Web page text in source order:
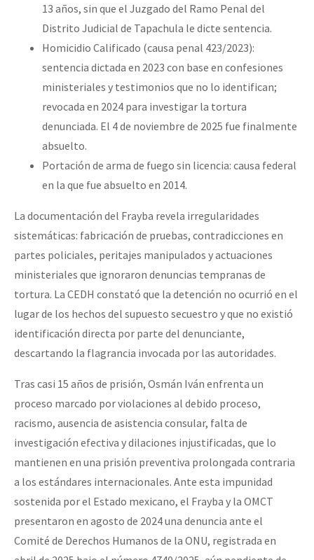
13 años, sin que el Juzgado del Ramo Penal del
Distrito Judicial de Tapachula le dicte sentencia.
Homicidio Calificado (causa penal 423/2023):
sentencia dictada en 2023 con base en confesiones
ministeriales y testimonios que no lo identifican;
revocada en 2024 para investigar la tortura
denunciada. El 4 de noviembre de 2025 fue finalmente
absuelto.
Portación de arma de fuego sin licencia: causa federal
en la que fue absuelto en 2014.
La documentación del Frayba revela irregularidades
sistemáticas: fabricación de pruebas, contradicciones en
partes policiales, peritajes manipulados y actuaciones
ministeriales que ignoraron denuncias tempranas de
tortura. La CEDH constató que la detención no ocurrió en el
lugar de los hechos del supuesto secuestro y que no existió
identificación directa por parte del denunciante,
descartando la flagrancia invocada por las autoridades.
Tras casi 15 años de prisión, Osmán Iván enfrenta un
proceso marcado por violaciones al debido proceso,
racismo, ausencia de asistencia consular, falta de
investigación efectiva y dilaciones injustificadas, que lo
mantienen en una prisión preventiva prolongada contraria
a los estándares internacionales. Ante esta impunidad
sostenida por el Estado mexicano, el Frayba y la OMCT
presentaron en agosto de 2024 una denuncia ante el
Comité de Derechos Humanos de la ONU, registrada en